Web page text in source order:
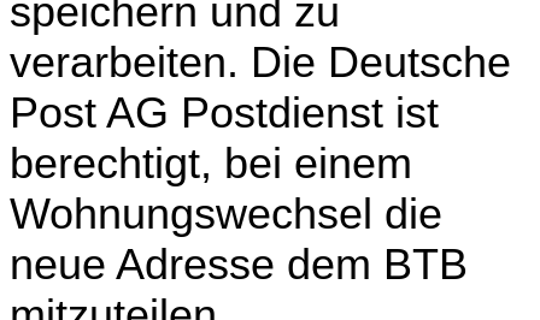
speichern und zu
verarbeiten. Die Deutsche
Post AG Postdienst ist
berechtigt, bei einem
Wohnungswechsel die
neue Adresse dem BTB